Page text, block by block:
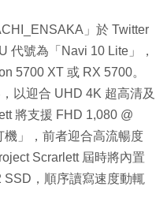
」於 Twitter
代號為「Navi 10 Lite」，
5700 XT 或 RX 5700。
以迎合 UHD 4K 超高清及
將支援 FHD 1,080 @
機」，前者迎合高流暢度
Scrarlett 屆時將內置
SSD，順序讀寫速度動輒